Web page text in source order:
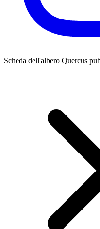
Scheda dell'albero Quercus